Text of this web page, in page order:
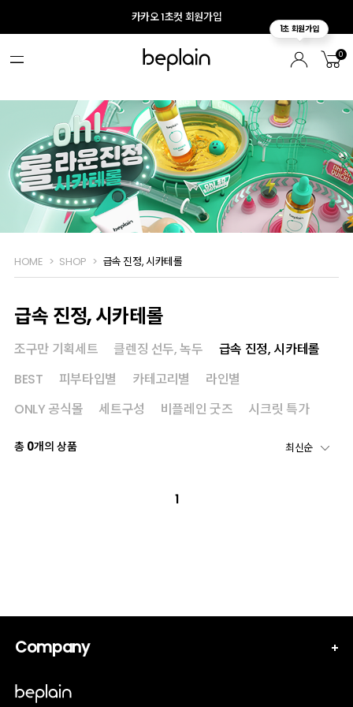
카카오 1초컷 회원가입
0
HOME SHOP 급속 진정, 시카테롤
급속 진정, 시카테롤
조구만 기획세트 클렌징 선두, 녹두
급속 진정, 시카테롤
BEST
피부타입별 카테고리별
라인별
ONLY 공식몰
세트구성 비플레인 굿즈 시크릿 특가
총 0개의 상품
1
Company